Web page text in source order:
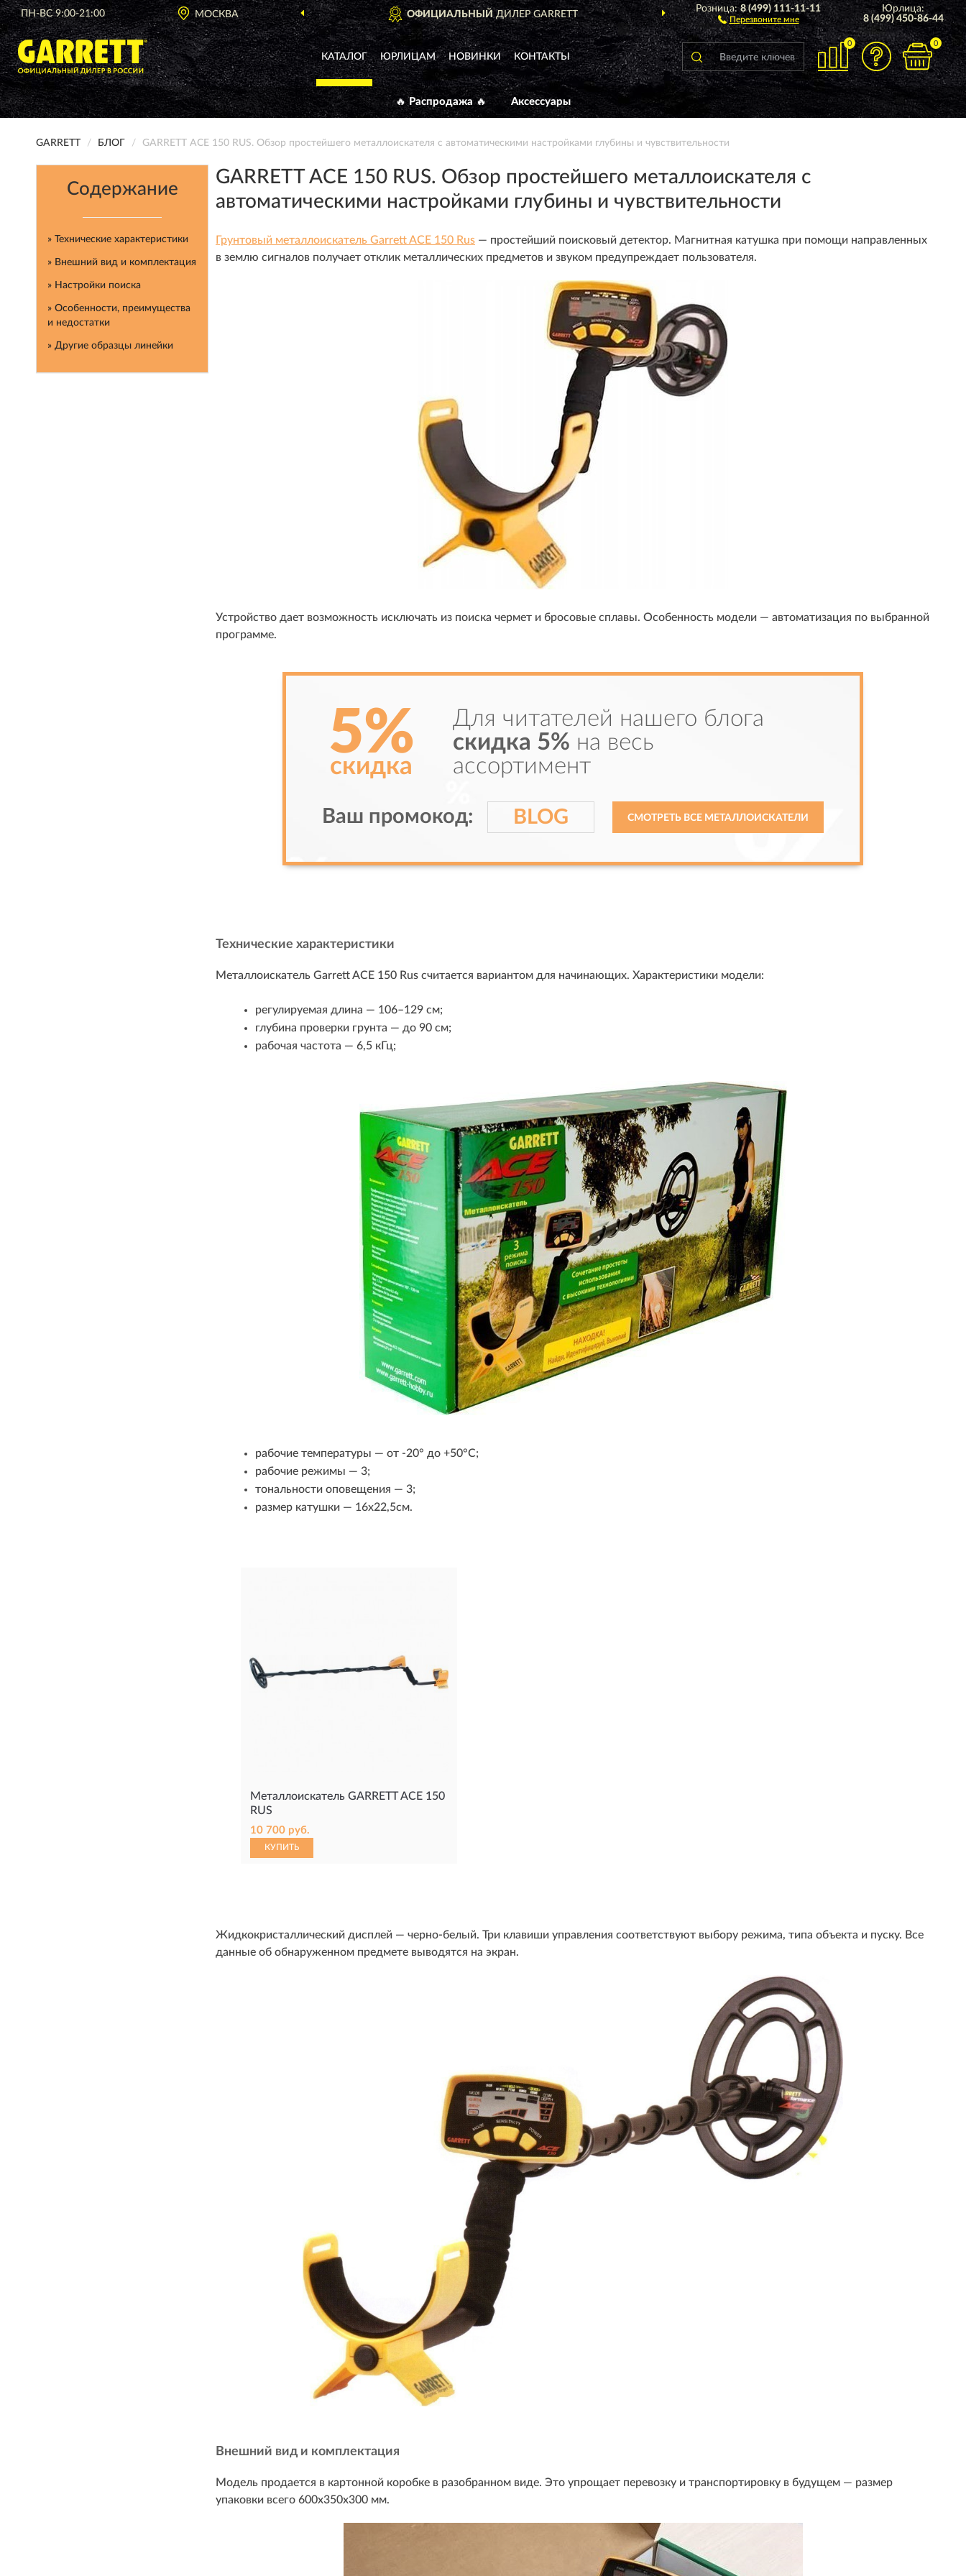
ПН-ВС 9:00-21:00 МОСКВА ОФИЦИАЛЬНЫЙДИЛЕР GARRETT ДОСТАВИМПО ВСЕЙ РОССИИ
Розница:8 (499) 111-11-11
Перезвоните мне
Юрлица:
8 (499) 450-86-44
КАТАЛОГ ЮРЛИЦАМ НОВИНКИ КОНТАКТЫ
0 0
🔥 Распродажа 🔥 Аксессуары
GARRETT БЛОГ GARRETT ACE 150 RUS. Обзор простейшего металлоискателя с автоматическими настройками глубины и чувствительности
Содержание
» Технические характеристики
» Внешний вид и комплектация
» Настройки поиска
» Особенности, преимущества
и недостатки
» Другие образцы линейки
GARRETT ACE 150 RUS. Обзор простейшего металлоискателя с
автоматическими настройками глубины и чувствительности
Грунтовый металлоискатель Garrett ACE 150 Rus — простейший поисковый детектор. Магнитная катушка при помощи направленных
в землю сигналов получает отклик металлических предметов и звуком предупреждает пользователя.
Устройство дает возможность исключать из поиска чермет и бросовые сплавы. Особенность модели — автоматизация по выбранной
программе.
5%
скидка
Для читателей нашего блога
скидка 5% на весь
ассортимент
Ваш промокод: BLOG СМОТРЕТЬ ВСЕ МЕТАЛЛОИСКАТЕЛИ
Технические характеристики
Металлоискатель Garrett ACE 150 Rus считается вариантом для начинающих. Характеристики модели:
регулируемая длина — 106–129 см;
глубина проверки грунта — до 90 см;
рабочая частота — 6,5 кГц;
рабочие температуры — от -20° до +50°С;
рабочие режимы — 3;
тональности оповещения — 3;
размер катушки — 16х22,5см.
Металлоискатель GARRETT ACE 150
RUS
10 700 руб.
КУПИТЬ
Жидкокристаллический дисплей — черно-белый. Три клавиши управления соответствуют выбору режима, типа объекта и пуску. Все
данные об обнаруженном предмете выводятся на экран.
Внешний вид и комплектация
Модель продается в картонной коробке в разобранном виде. Это упрощает перевозку и транспортировку в будущем — размер
упаковки всего 600х350х300 мм.